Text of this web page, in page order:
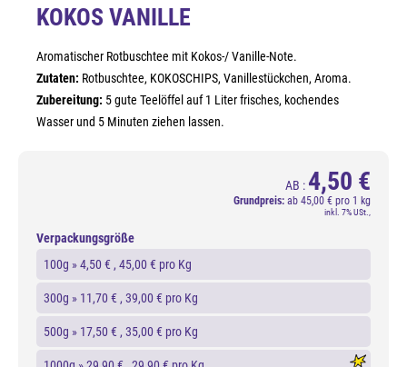
KOKOS VANILLE
Aromatischer Rotbuschtee mit Kokos-/ Vanille-Note.
Zutaten: Rotbuschtee, KOKOSCHIPS, Vanillestückchen, Aroma.
Zubereitung: 5 gute Teelöffel auf 1 Liter frisches, kochendes
Wasser und 5 Minuten ziehen lassen.
AB : 4,50 €
Grundpreis: ab 45,00 € pro 1 kg
inkl. 7% USt.,
Verpackungsgröße
100g »4,50 € , 45,00 € pro Kg
300g » 11,70 € , 39,00 € pro Kg
500g » 17,50 € , 35,00 € pro Kg